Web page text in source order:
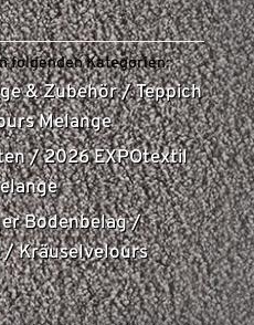
folgenden Kategorien:
& Zubehör/Teppich
Melange
/2026 EXPOtextil
Bodenbelag/
/Kräuselvelours